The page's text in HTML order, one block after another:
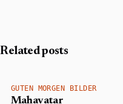
Related posts
GUTEN MORGEN BILDER
Mahavatar